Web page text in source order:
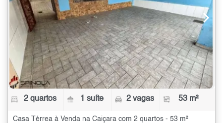
2 quartos 1 suíte 2 vagas 53 m²
Casa Térrea à Venda na Caiçara com 2 quartos - 53 m²